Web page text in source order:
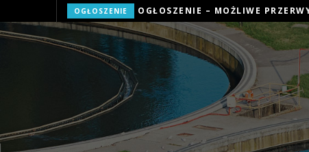
OGŁOSZENIE